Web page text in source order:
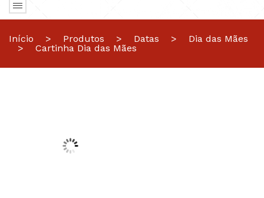
Início > Produtos > Datas >
Dia das Mães
>
Cartinha Dia das Mães